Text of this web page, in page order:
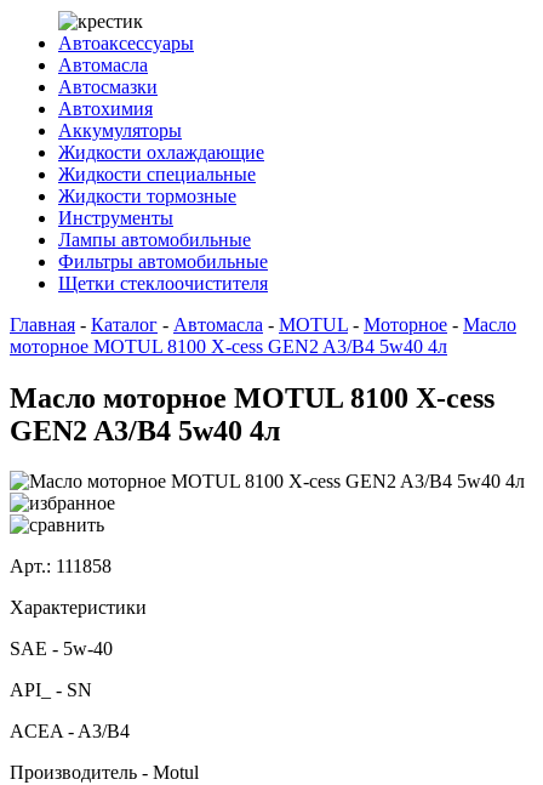
Автоаксессуары
Автомасла
Автосмазки
Автохимия
Аккумуляторы
Жидкости охлаждающие
Жидкости специальные
Жидкости тормозные
Инструменты
Лампы автомобильные
Фильтры автомобильные
Щетки стеклоочистителя
Главная - Каталог - Автомасла - MOTUL - Моторное - Масло
моторное MOTUL 8100 X-cess GEN2 A3/B4 5w40 4л
Масло моторное MOTUL 8100 X-cess
GEN2 A3/B4 5w40 4л
Арт.: 111858
Характеристики
SAE - 5w-40
API_ - SN
ACEA -A3/B4
Производитель - Motul